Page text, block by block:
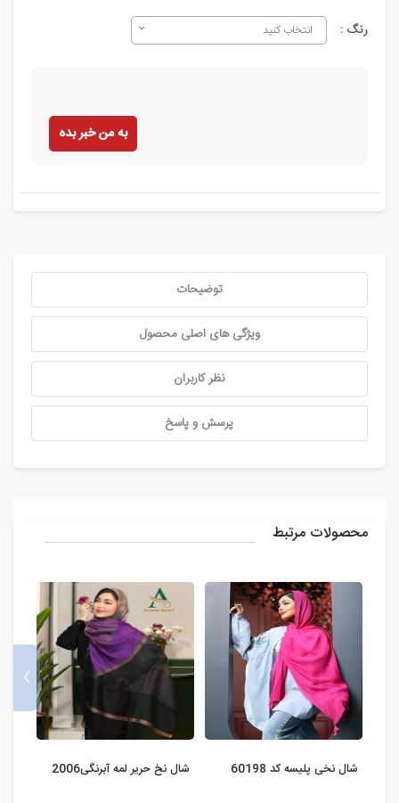
رنگ : انتخاب کنید
به من خبر بده
توضیحات
ویژگی های اصلی محصول
نظر کاربران
پرسش و پاسخ
محصولات مرتبط
شال نخی پلیسه کد 60198 شال نخ حریر لمه آبرنگی2006
›